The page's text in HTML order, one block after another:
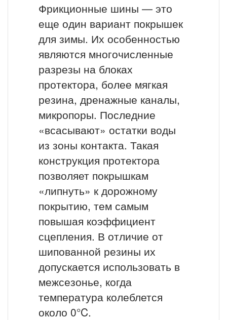
Фрикционные шины — это
еще один вариант покрышек
для зимы. Их особенностью
являются многочисленные
разрезы на блоках
протектора, более мягкая
резина, дренажные каналы,
микропоры. Последние
«всасывают» остатки воды
из зоны контакта. Такая
конструкция протектора
позволяет покрышкам
«липнуть» к дорожному
покрытию, тем самым
повышая коэффициент
сцепления. В отличие от
шипованной резины их
допускается использовать в
межсезонье, когда
температура колеблется
около 0°C.